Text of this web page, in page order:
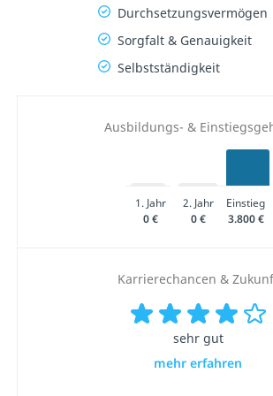
Durchsetzungsvermögen
Sorgfalt & Genauigkeit
Selbstständigkeit
Ausbildungs- &
1. Jahr 2. Jahr
Einstieg
0 €
0 € 3.800 €
Karrierechancen &
sehr gut
mehr erfahren